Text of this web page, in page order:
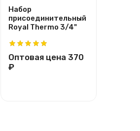
Набор
присоединительный
Royal Thermo 3/4"
Оптовая цена 370
₽